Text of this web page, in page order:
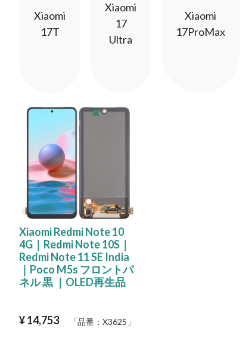
Xiaomi
17T
Xiaomi
17
Ultra
Xiaomi
17ProMax
Xiaomi Redmi Note 10
4G｜Redmi Note 10S｜
Redmi Note 11 SE India
｜Poco M5s フロントパ
ネル 黒 ｜OLED再生品
¥14,753 「品番： X3625 」